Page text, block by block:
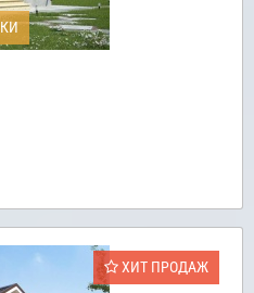
ХИТ ПРОДАЖ